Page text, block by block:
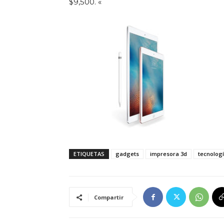
ETIQUETAS gadgets impresora 3d
Compartir